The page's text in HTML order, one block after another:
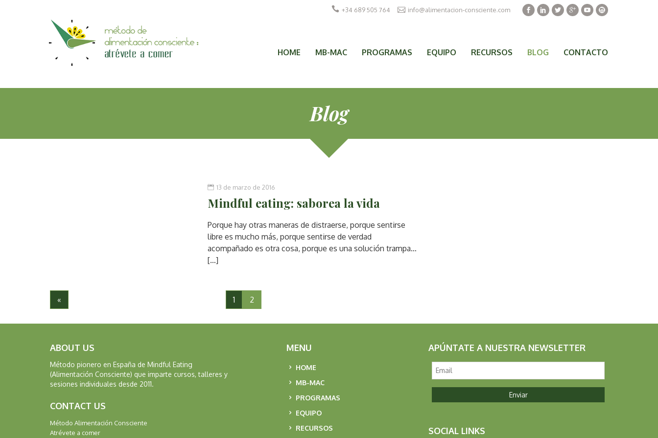
Facebook
Linkedin
Twitter
Google+
Youtube
+34 689 505 764 info@alimentacion-consciente.com
MÉTODO
DE
ALIMENTACIÓN
CONSCIENTE
HOME MB-MAC PROGRAMAS EQUIPO RECURSOS BLOG CONTACTO
Blog
13 de marzo de 2016
Mindful eating: saborea la vida
Porque hay otras maneras de distraerse, porque sentirse
libre es mucho más, porque sentirse de verdad
acompañado es otra cosa, porque es una solución trampa…
[…]
« 1 2
ABOUT US
Método pionero en España de Mindful Eating
(Alimentación Consciente) que imparte cursos, talleres y
sesiones individuales desde 2011.
CONTACT US
Método Alimentación Consciente
Atrévete a comer
MENU
HOME
MB-MAC
PROGRAMAS
EQUIPO
RECURSOS
APÚNTATE A NUESTRA NEWSLETTER
SOCIAL LINKS